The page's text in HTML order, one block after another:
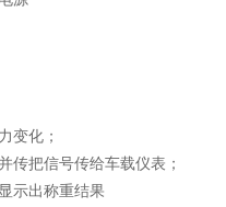
变化；
传把信号传给车载仪表；
示出称重结果